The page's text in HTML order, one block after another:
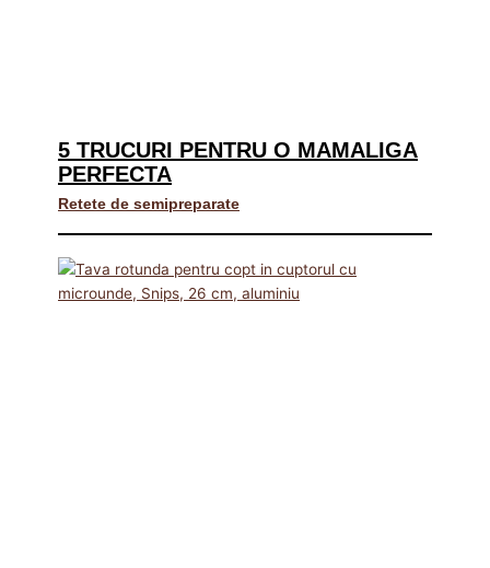
5 TRUCURI PENTRU O MAMALIGA
PERFECTA
Retete de semipreparate